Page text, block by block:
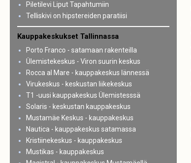
Piletilevi Liput Tapahtumiin
Telliskivi on hipstereiden paratiisi
Kauppakeskukset Tallinnassa
Porto Franco - satamaan rakenteilla
Ülemistekeskus - Viron suurin keskus
Rocca al Mare - kauppakeskus lännessä
Virukeskus - keskustan liikekeskus
T1 -uusi kauppakeskus Ülemistesssä
Solaris - keskustan kauppakeskus
Mustamäe Keskus - kauppakeskus
Nautica - kauppakeskus satamassa
Kristiinekeskus - kauppakeskus
Mustikas - kauppakeskus